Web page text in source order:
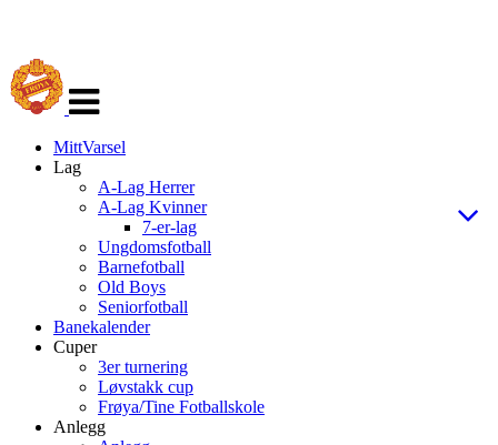
navigasjon
MittVarsel
Lag
A-Lag Herrer
A-Lag Kvinner
7-er-lag
Ungdomsfotball
Barnefotball
Old Boys
Seniorfotball
Banekalender
Cuper
3er turnering
Løvstakk cup
Frøya/Tine Fotballskole
Anlegg